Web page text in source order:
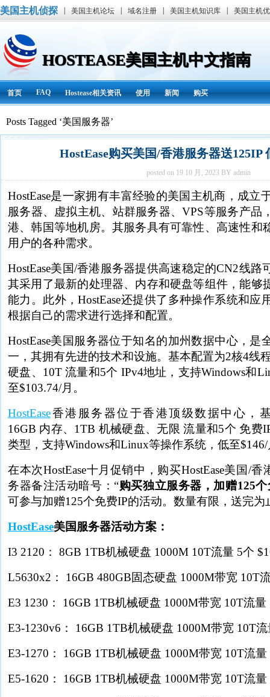
美国主机侦探 美国主机论坛 域名注册 美国主机知识库 美国主机
HOSTEASE美国主机中文指南
首页 FAQ Hostease相关资讯 使用 新闻 购买
Posts Tagged ‘美国服务器’
HostEase购买美国/香港服务器送125IP
posted on 19 10 月, 2023 BY admin
HostEase是一家拥有丰富经验的美国主机商，成立
服务器、虚拟主机、站群服务器、VPS等服务产品
港、韩国等地机房。其服务具有可靠性、高速性和
用户的各种需求。
HostEase美国/香港服务器提供高速稳定的CN2线路
其采用了最新的处理器、内存和硬盘等组件，能够
能力。此外，HostEase还提供了多种操作系统和应
根据自己的需求进行选择和配置。
HostEase美国服务器位于知名的加州数据中心，是
一，其拥有先进的技术和设施。基本配置为2核4线
硬盘、10T 流量和5个 IPv4地址，支持Windows和
至$103.74/月。
HostEase香港服务器位于香港顶级数据中心，
16GB 内存、1TB 机械硬盘、无限 流量和5个 免费
类型，支持Windows和Linux等操作系统，低至
在本次HostEase十月促销中，购买HostEase美国/香
务器备注活动暗号：“购买独立服务器，加赠125
可参与加赠125个免费IP的活动。数量有限，送完为
HostEase美国服务器活动方案：
I3 2120： 8GB 1TB机械硬盘 1000M 10T流量 5个
L5630x2： 16GB 480GB固态硬盘 1000M带宽 10T
E3 1230： 16GB 1TB机械硬盘 1000M带宽 10T流
E3-1230v6： 16GB 1TB机械硬盘 1000M带宽 10T
E3-1270： 16GB 1TB机械硬盘 1000M带宽 10T流
E5-1620： 16GB 1TB机械硬盘 1000M带宽 10T流